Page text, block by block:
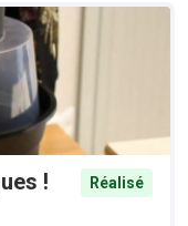
!
Réalisé